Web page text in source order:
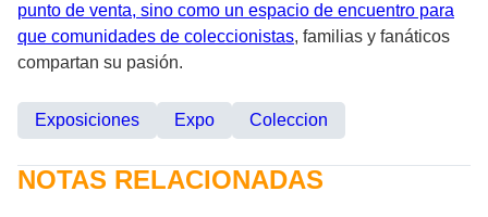
punto de venta, sino como un espacio de encuentro para
que comunidades de coleccionistas, familias y fanáticos
compartan su pasión.
Exposiciones Expo Coleccion
NOTAS RELACIONADAS